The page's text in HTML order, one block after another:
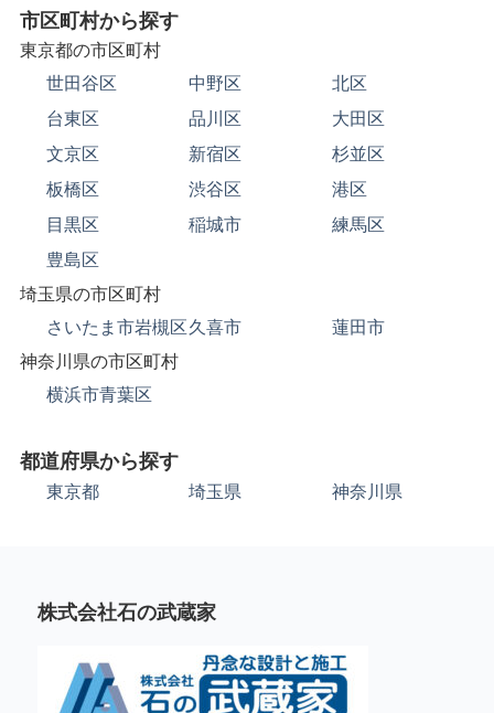
市区町村から探す
東京都の市区町村
世田谷区
中野区
北区
台東区
品川区
大田区
文京区
新宿区
杉並区
板橋区
渋谷区
港区
目黒区
稲城市
練馬区
豊島区
埼玉県の市区町村
さいたま市岩槻区久喜市
蓮田市
神奈川県の市区町村
横浜市青葉区
都道府県から探す
東京都 埼玉県 神奈川県
株式会社石の武蔵家